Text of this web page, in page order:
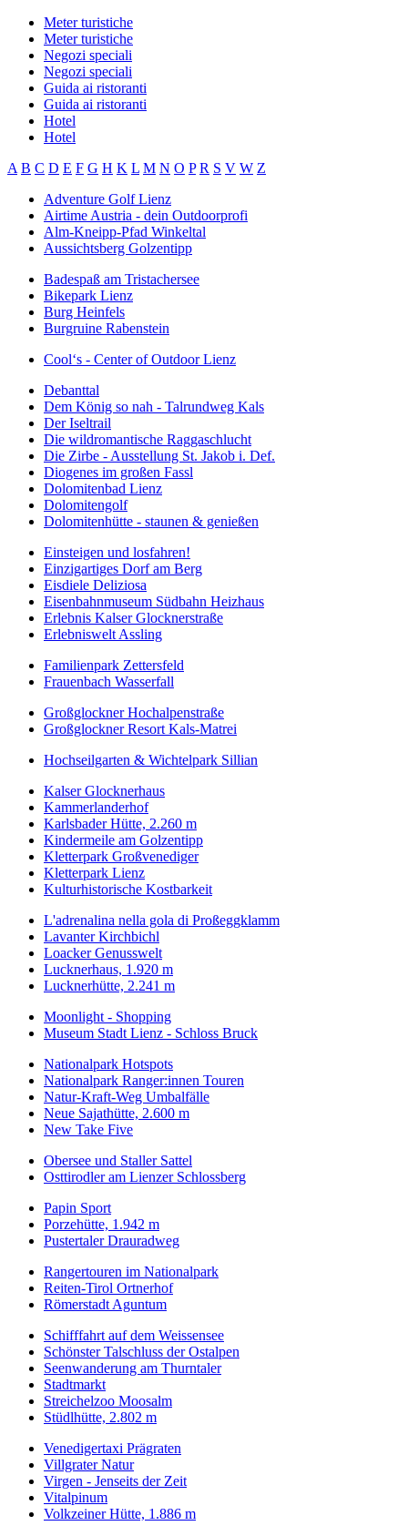
Meter turistiche
Meter turistiche
Negozi speciali
Negozi speciali
Guida ai ristoranti
Guida ai ristoranti
Hotel
Hotel
A B C D E F G H K L M N O P R S V W Z
Adventure Golf Lienz
Airtime Austria - dein Outdoorprofi
Alm-Kneipp-Pfad Winkeltal
Aussichtsberg Golzentipp
Badespaß am Tristachersee
Bikepark Lienz
Burg Heinfels
Burgruine Rabenstein
Cool‘s - Center of Outdoor Lienz
Debanttal
Dem König so nah - Talrundweg Kals
Der Iseltrail
Die wildromantische Raggaschlucht
Die Zirbe - Ausstellung St. Jakob i. Def.
Diogenes im großen Fassl
Dolomitenbad Lienz
Dolomitengolf
Dolomitenhütte - staunen & genießen
Einsteigen und losfahren!
Einzigartiges Dorf am Berg
Eisdiele Deliziosa
Eisenbahnmuseum Südbahn Heizhaus
Erlebnis Kalser Glocknerstraße
Erlebniswelt Assling
Familienpark Zettersfeld
Frauenbach Wasserfall
Großglockner Hochalpenstraße
Großglockner Resort Kals-Matrei
Hochseilgarten & Wichtelpark Sillian
Kalser Glocknerhaus
Kammerlanderhof
Karlsbader Hütte, 2.260 m
Kindermeile am Golzentipp
Kletterpark Großvenediger
Kletterpark Lienz
Kulturhistorische Kostbarkeit
L'adrenalina nella gola di Proßeggklamm
Lavanter Kirchbichl
Loacker Genusswelt
Lucknerhaus, 1.920 m
Lucknerhütte, 2.241 m
Moonlight - Shopping
Museum Stadt Lienz - Schloss Bruck
Nationalpark Hotspots
Nationalpark Ranger:innen Touren
Natur-Kraft-Weg Umbalfälle
Neue Sajathütte, 2.600 m
New Take Five
Obersee und Staller Sattel
Osttirodler am Lienzer Schlossberg
Papin Sport
Porzehütte, 1.942 m
Pustertaler Drauradweg
Rangertouren im Nationalpark
Reiten-Tirol Ortnerhof
Römerstadt Aguntum
Schifffahrt auf dem Weissensee
Schönster Talschluss der Ostalpen
Seenwanderung am Thurntaler
Stadtmarkt
Streichelzoo Moosalm
Stüdlhütte, 2.802 m
Venedigertaxi Prägraten
Villgrater Natur
Virgen - Jenseits der Zeit
Vitalpinum
Volkzeiner Hütte, 1.886 m